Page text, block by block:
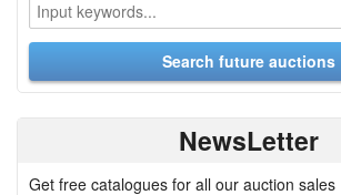
NewsLetter
Get free catalogues for all our auction sales